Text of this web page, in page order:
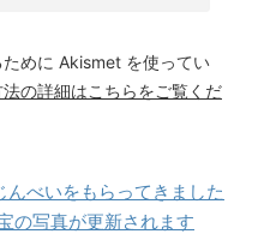
めに Akismet を使ってい
の詳細はこちらをご覧くだ
べいをもらってきました
の写真が更新されます